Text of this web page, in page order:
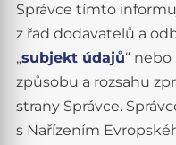
Správce tímto
z řad dodavatelů a
„subjekt údajů“ nebo
způsobu a rozsahu
strany Správce.
s Nařízením